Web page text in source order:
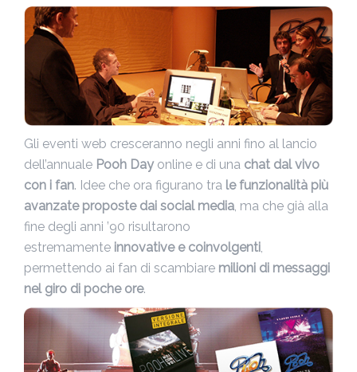
Gli eventi web cresceranno negli anni fino al lancio
dell’annuale Pooh Dayonline e di una chat dal vivo
con i fan. Idee che ora figurano tra le funzionalità più
avanzate proposte dai social media, ma che già alla
fine degli anni ’90 risultarono
estremamente innovative e coinvolgenti,
permettendo ai fan di scambiare milioni di messaggi
nel giro di poche ore.